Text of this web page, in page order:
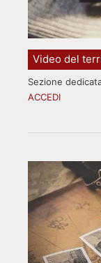
Video del
Sezione
ACCEDI